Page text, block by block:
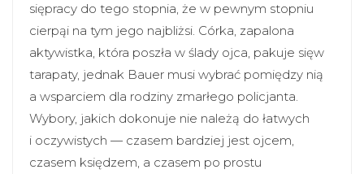
siępracy do tego stopnia, że w pewnym stopniu
cierpąi na tym jego najbliżsi. Córka, zapalona
aktywistka, która poszła w ślady ojca, pakuje sięw
tarapaty, jednak Bauer musi wybrać pomiędzy nią
a wsparciem dla rodziny zmarłego policjanta.
Wybory, jakich dokonuje nie należą do łatwych
i oczywistych — czasem bardziej jest ojcem,
czasem księdzem, a czasem po prostu